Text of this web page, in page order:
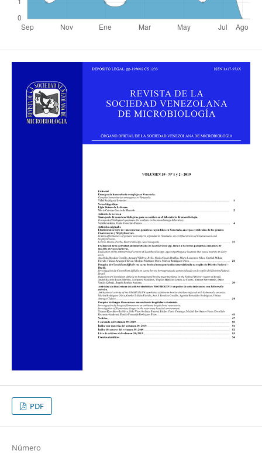
PDF
Número